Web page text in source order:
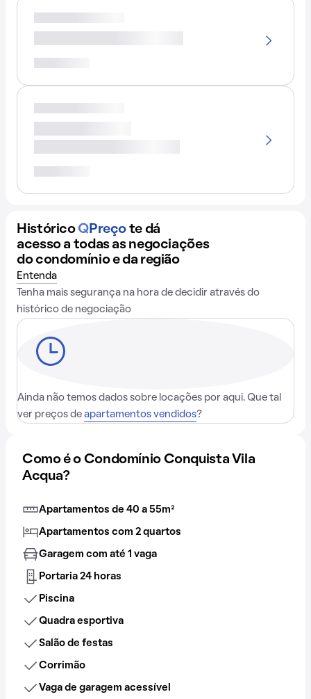
Histórico QPreço te dá
acesso a todas as negociações
do condomínio e da região
Entenda
Tenha mais segurança na hora de decidir através do
histórico de negociação
Ainda não temos dados sobre locações por aqui. Que tal
ver preços de apartamentos vendidos?
Como é o Condomínio Conquista Vila
Acqua?
Apartamentos de 40 a 55m²
Apartamentos com 2 quartos
Garagem com até 1 vaga
Portaria 24 horas
Piscina
Quadra esportiva
Salão de festas
Corrimão
Vaga de garagem acessível